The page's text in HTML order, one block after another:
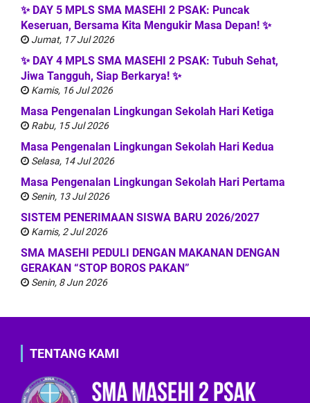
✨ DAY 5 MPLS SMA MASEHI 2 PSAK: Puncak
Keseruan, Bersama Kita Mengukir Masa Depan! ✨
Jumat, 17 Jul 2026
✨ DAY 4 MPLS SMA MASEHI 2 PSAK: Tubuh Sehat,
Jiwa Tangguh, Siap Berkarya! ✨
Kamis, 16 Jul 2026
Masa Pengenalan Lingkungan Sekolah Hari Ketiga
Rabu, 15 Jul 2026
Masa Pengenalan Lingkungan Sekolah Hari Kedua
Selasa, 14 Jul 2026
Masa Pengenalan Lingkungan Sekolah Hari Pertama
Senin, 13 Jul 2026
SISTEM PENERIMAAN SISWA BARU 2026/2027
Kamis, 2 Jul 2026
SMA MASEHI PEDULI DENGAN MAKANAN DENGAN
GERAKAN “STOP BOROS PAKAN”
Senin, 8 Jun 2026
TENTANG KAMI